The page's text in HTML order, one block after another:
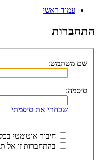
עמוד ראשי
התחברות
שם משתמש:
סיסמה:
שכחתי את סיסמתי
חיבור אוטומטי
בהתחברות זו אל